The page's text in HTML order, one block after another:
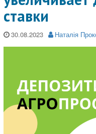
ставки
30.08.2023 Наталія